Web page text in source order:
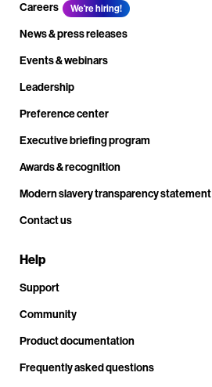
Careers
We're hiring!
News & press releases
Events & webinars
Leadership
Preference center
Executive briefing program
Awards & recognition
Modern slavery transparency statement
Contact us
Help
Support
Community
Product documentation
Frequently asked questions